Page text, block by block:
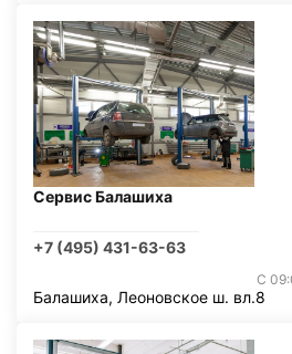
Сервис Балашиха
+7 (495) 431-63-63
С
Балашиха, Леоновское ш. вл.8